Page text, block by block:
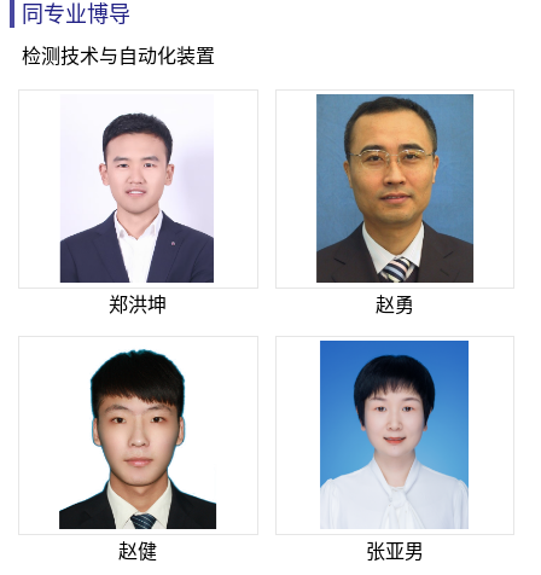
同专业博导
检测技术与自动化装置
郑洪坤 赵勇
赵健 张亚男